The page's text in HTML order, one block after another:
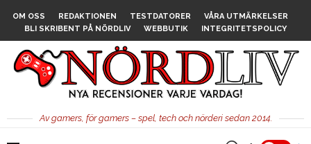
OM OSS REDAKTIONEN TESTDATORER
VÅRA UTMÄRKELSER
BLI SKRIBENT PÅ NÖRDLIV
WEBBUTIK INTEGRITETSPOLICY
Av gamers, för gamers – spel, tech och nörderi sedan 2014.